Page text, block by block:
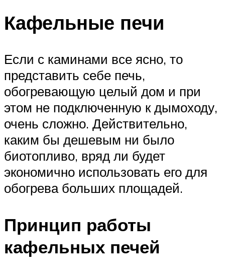
Кафельные печи
Если с каминами все ясно, то
представить себе печь,
обогревающую целый дом и при
этом не подключенную к дымоходу,
очень сложно. Действительно,
каким бы дешевым ни было
биотопливо, вряд ли будет
экономично использовать его для
обогрева больших площадей.
Принцип работы
кафельных печей